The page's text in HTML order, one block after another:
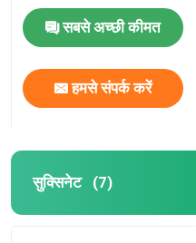
सबसे अच्छी कीमत
हमसे संपर्क करें
सुक्सिनेट (7)